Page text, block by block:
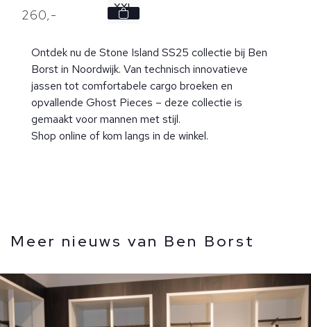
260,- XXL
Ontdek nu de Stone Island SS25 collectie bij Ben
Borst in Noordwijk. Van technisch innovatieve
jassen tot comfortabele cargo broeken en
opvallende Ghost Pieces – deze collectie is
gemaakt voor mannen met stijl.
Shop online of kom langs in de winkel.
Meer nieuws van Ben Borst